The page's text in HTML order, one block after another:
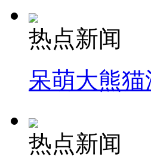
热点新闻
呆萌大熊
热点新闻